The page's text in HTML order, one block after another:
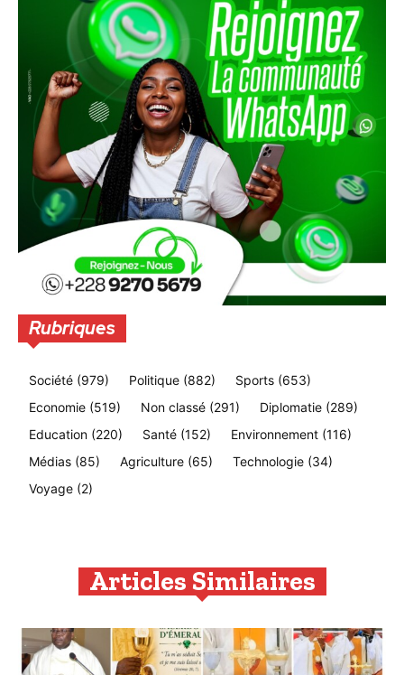
Rubriques
Société (979) Politique (882) Sports (653)
Economie (519) Non classé (291) Diplomatie (289)
Education (220) Santé (152) Environnement (116)
Médias (85) Agriculture (65) Technologie (34)
Voyage (2)
Articles Similaires